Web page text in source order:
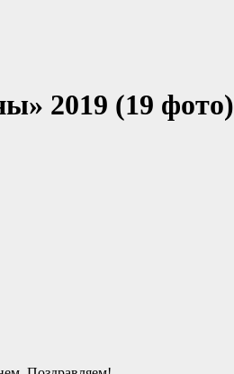
2019 (19 фото)